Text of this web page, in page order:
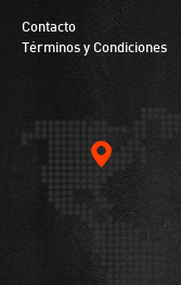
Contacto
Términos y Condiciones